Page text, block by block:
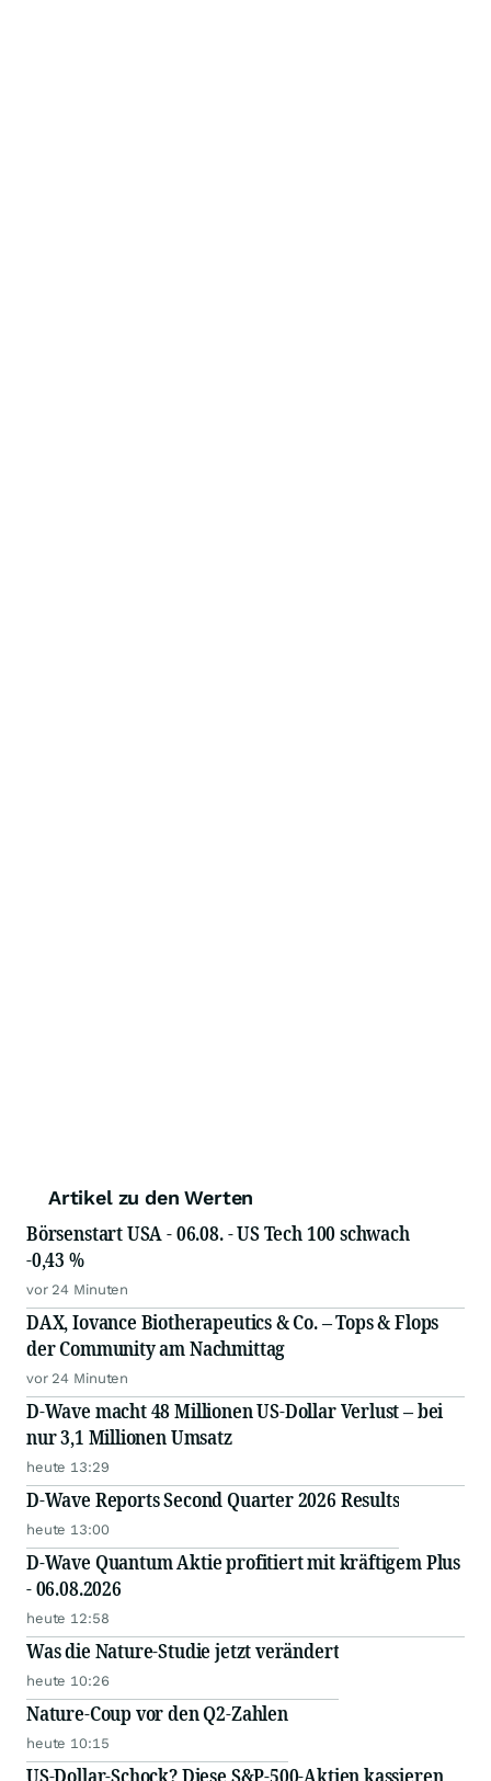
Artikel zu den Werten
Börsenstart USA - 06.08. - US Tech 100 schwach
-0,43 %
vor 24 Minuten
DAX, Iovance Biotherapeutics & Co. – Tops & Flops
der Community am Nachmittag
vor 24 Minuten
D-Wave macht 48 Millionen US-Dollar Verlust – bei
nur 3,1 Millionen Umsatz
heute 13:29
D-Wave Reports Second Quarter 2026 Results
heute 13:00
D-Wave Quantum Aktie profitiert mit kräftigem Plus
- 06.08.2026
heute 12:58
Was die Nature-Studie jetzt verändert
heute 10:26
Nature-Coup vor den Q2-Zahlen
heute 10:15
US-Dollar-Schock? Diese S&P-500-Aktien kassieren